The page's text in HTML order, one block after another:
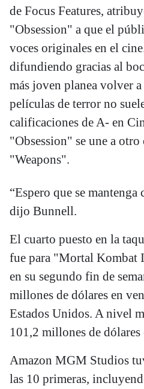
de Focus Features,
"Obsession" a que el
voces originales en el
difundiendo gracias al
más joven planea volver
películas de terror no
calificaciones de A- en
"Obsession" se une a
"Weapons".
“Espero que se mantenga
dijo Bunnell.
El cuarto puesto en la
fue para "Mortal Kombat
en su segundo fin de
millones de dólares en
Estados Unidos. A nivel
101,2 millones de dólares
Amazon MGM Studios
las 10 primeras,